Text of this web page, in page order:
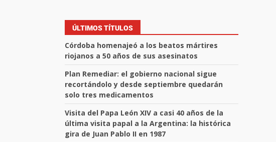
ÚLTIMOS TÍTULOS
Córdoba homenajeó a los beatos mártires
riojanos a 50 años de sus asesinatos
Plan Remediar: el gobierno nacional sigue
recortándolo y desde septiembre quedarán
solo tres medicamentos
Visita del Papa León XIV a casi 40 años de la
última visita papal a la Argentina: la histórica
gira de Juan Pablo II en 1987